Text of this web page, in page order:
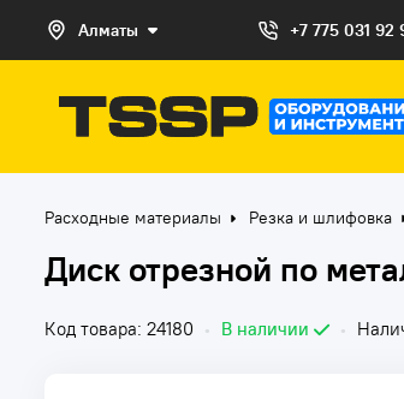
Алматы +7 775 031 92
Расходные материалы Резка и шлифовка
Диск отрезной по
Код товара: 24180 • В наличии •